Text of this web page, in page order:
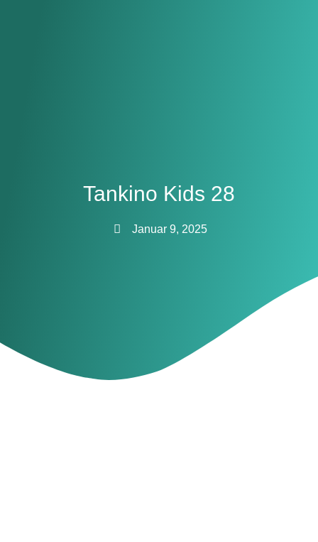
Tankino Kids 28
Januar 9, 2025